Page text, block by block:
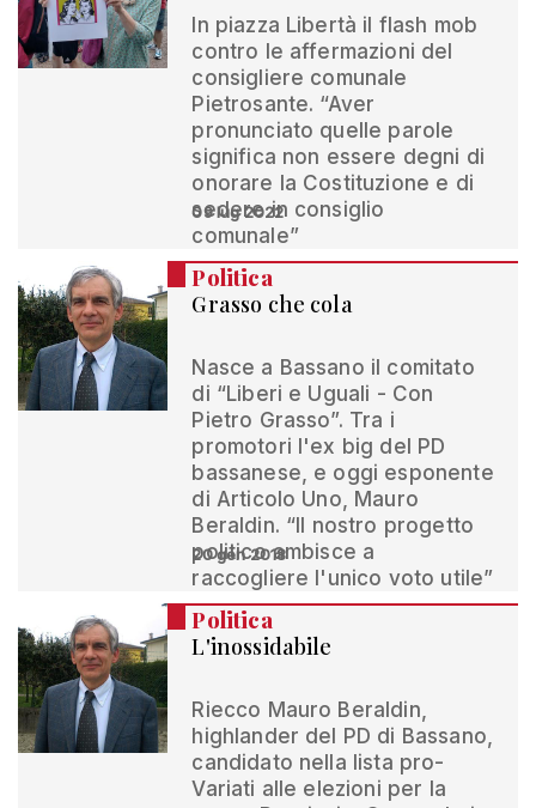
In piazza Libertà il flash mob
contro le affermazioni del
consigliere comunale
Pietrosante. “Aver
pronunciato quelle parole
significa non essere degni di
onorare la Costituzione e di
sedere in consiglio
comunale”
09 lug 2022
Politica
Grasso che cola
Nasce a Bassano il comitato
di “Liberi e Uguali - Con
Pietro Grasso”. Tra i
promotori l'ex big del PD
bassanese, e oggi esponente
di Articolo Uno, Mauro
Beraldin. “Il nostro progetto
politico ambisce a
raccogliere l'unico voto utile”
20 gen 2018
Politica
L'inossidabile
Riecco Mauro Beraldin,
highlander del PD di Bassano,
candidato nella lista pro-
Variati alle elezioni per la